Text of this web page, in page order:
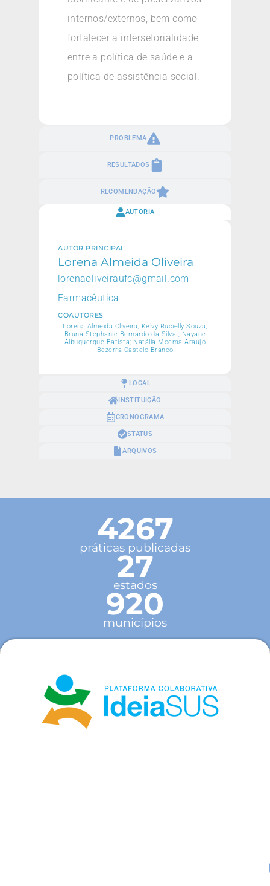
PROBLEMA
RESULTADOS
RECOMENDAÇÃO
internos/externos, bem como
fortalecer a intersetorialidade
entre a política de saúde e a
política de assistência social.
AUTORIA
LOCAL
INSTITUIÇÃO
CRONOGRAMA
STATUS
ARQUIVOS
AUTOR PRINCIPAL
Lorena Almeida Oliveira
lorenaoliveiraufc@gmail.com
Farmacêutica
COAUTORES
Lorena Almeida Oliveira; Kelvy Rucielly Souza;
Bruna Stephanie Bernardo da Silva ; Nayane
Albuquerque Batista; Natália Moema Araújo
Bezerra Castelo Branco
4267
práticas publicadas
27
estados
920
municípios